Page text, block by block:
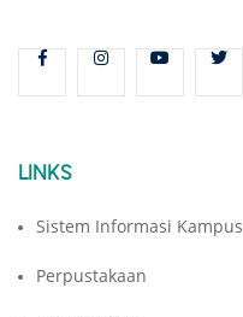
LINKS
Sistem Informasi Kampus
Perpustakaan